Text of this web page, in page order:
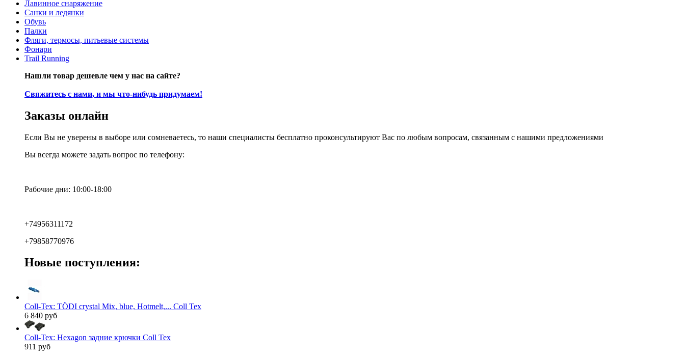
Лавинное снаряжение
Санки и ледянки
Обувь
Палки
Фляги, термосы, питьевые системы
Фонари
Trail Running
Нашли товар дешевле чем у нас на сайте?
Свяжитесь с нами, и мы что-нибудь придумаем!
Заказы онлайн
Если Вы не уверены в выборе или сомневаетесь, то наши специалисты бесплатно проконсультируют Вас по любым вопросам, связанным с нашими предложениями
Вы всегда можете задать вопрос по телефону:
Рабочие дни: 10:00-18:00
+74956311172
+79858770976
Новые поступления:
Coll-Tex: TÖDI crystal Mix, blue, Hotmelt,... Coll Tex
6 840 руб
Coll-Tex: Hexagon задние крючки Coll Tex
911 руб